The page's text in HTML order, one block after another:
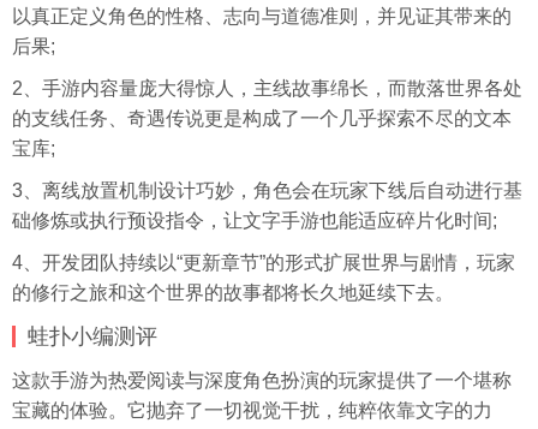
以真正定义角色的性格、志向与道德准则，并见证其带来的
后果;
2、手游内容量庞大得惊人，主线故事绵长，而散落世界各处
的支线任务、奇遇传说更是构成了一个几乎探索不尽的文本
宝库;
3、离线放置机制设计巧妙，角色会在玩家下线后自动进行基
础修炼或执行预设指令，让文字手游也能适应碎片化时间;
4、开发团队持续以“更新章节”的形式扩展世界与剧情，玩家
的修行之旅和这个世界的故事都将长久地延续下去。
蛙扑小编测评
这款手游为热爱阅读与深度角色扮演的玩家提供了一个堪称
宝藏的体验。它抛弃了一切视觉干扰，纯粹依靠文字的力